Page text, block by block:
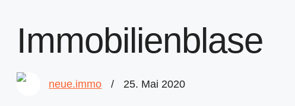
Immobilienblase
neue.immo / 25. Mai 2020